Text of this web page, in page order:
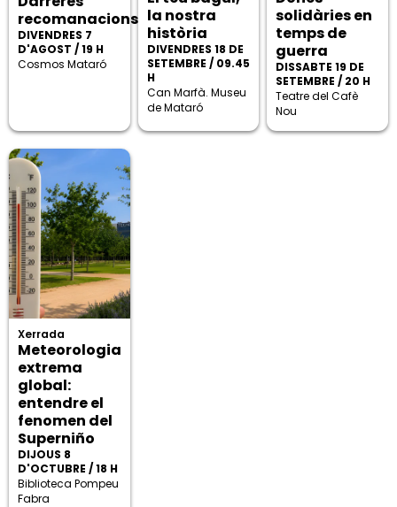
recomanacions
DIVENDRES 7
D'AGOST / 19 H
Cosmos Mataró
la nostra
història
DIVENDRES 18 DE
SETEMBRE / 09.45
H
Can Marfà. Museu
de Mataró
solidàries en
temps de
guerra
DISSABTE 19 DE
SETEMBRE / 20 H
Teatre del Cafè
Nou
Xerrada
Meteorologia
extrema
global:
entendre el
fenomen del
Superniño
DIJOUS 8
D'OCTUBRE / 18 H
Biblioteca Pompeu
Fabra